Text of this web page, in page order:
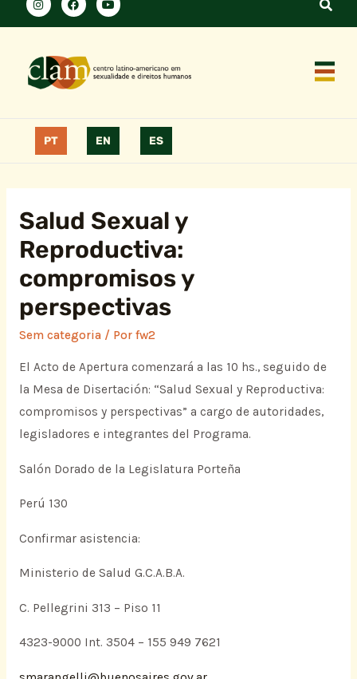
PT EN ES
Salud Sexual y
Reproductiva:
compromisos y
perspectivas
Sem categoria/ Por fw2
El Acto de Apertura comenzará a las 10 hs., seguido de
la Mesa de Disertación: “Salud Sexual y Reproductiva:
compromisos y perspectivas” a cargo de autoridades,
legisladores e integrantes del Programa.
Salón Dorado de la Legislatura Porteña
Perú 130
Confirmar asistencia:
Ministerio de Salud G.C.A.B.A.
C. Pellegrini 313 – Piso 11
4323-9000 Int. 3504 – 155 949 7621